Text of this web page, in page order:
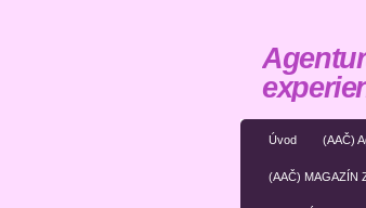
Úvod (AAČ)
(AAČ) MAGAZÍN